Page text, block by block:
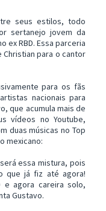
seus estilos, todo
sertanejo jovem da
ex RBD. Essa parceria
para o cantor
para os fãs
nacionais para
que acumula mais de
vídeos no Youtube,
duas músicas no Top
mexicano:
essa mistura, pois
que já fiz até agora!
e agora careira solo,
Gustavo.